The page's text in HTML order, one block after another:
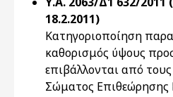
18.2.2011)
Κατηγοριοποίηση
καθορισμός ύψους
επιβάλλονται από
Σώματος Επιθεώρησης